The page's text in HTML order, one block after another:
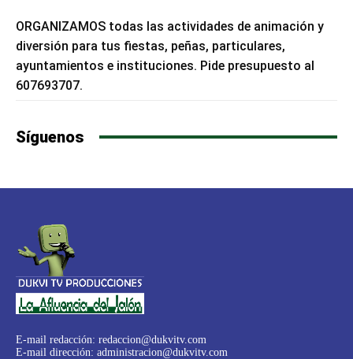
ORGANIZAMOS todas las actividades de animación y
diversión para tus fiestas, peñas, particulares,
ayuntamientos e instituciones. Pide presupuesto al
607693707.
Síguenos
E-mail redacción: redaccion@dukvitv.com
E-mail dirección: administracion@dukvitv.com